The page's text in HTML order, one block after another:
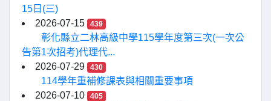
15日(三)
2026-07-15
439
彰化縣立二林高級中學115學年度第三次(一次公
告第1次招考)代理代...
2026-07-29
430
114學年重補修課表與相關重要事項
2026-07-10
405